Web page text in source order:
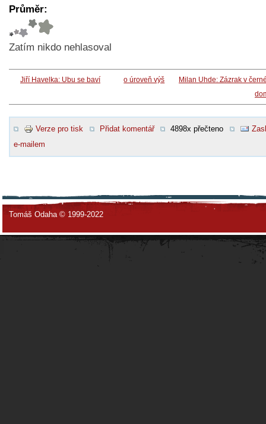
Průměr:
Zatím nikdo nehlasoval
Jiří Havelka: Ubu se baví o úroveň výš
Milan Uhde: Zázrak v
Verze pro tisk Přidat komentář 4898x přečteno
e-mailem
Tomáš Odaha © 1999-2022